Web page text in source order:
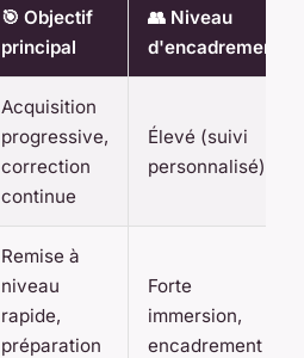
🎯 Objectif
principal
👥 Niveau
d'encadrement
Acquisition
progressive,
correction
continue
Élevé (suivi
personnalisé)
Remise à
niveau
rapide,
préparation
Forte
immersion,
encadrement